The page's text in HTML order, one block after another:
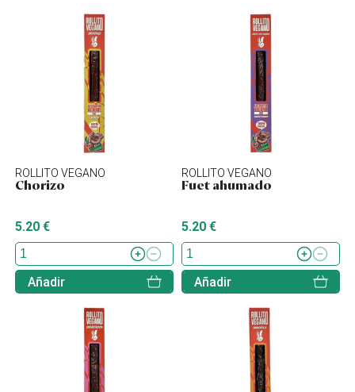
ROLLITO VEGANO
Chorizo
5.20 €
Añadir
ROLLITO VEGANO
Fuet ahumado
5.20 €
Añadir